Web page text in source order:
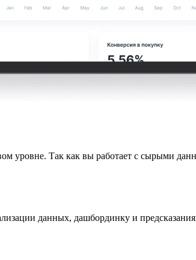
уровне. Так как вы работает с сырыми
данных, дашбординку и